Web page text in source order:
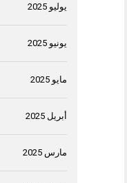
يوليو 2025
يونيو 2025
مايو 2025
أبريل 2025
مارس 2025